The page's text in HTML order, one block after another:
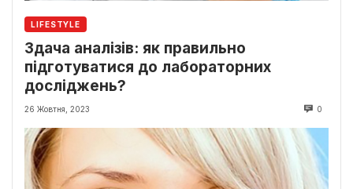
LIFESTYLE
Здача аналізів: як правильно
підготуватися до лабораторних
досліджень?
26 Жовтня, 2023 0